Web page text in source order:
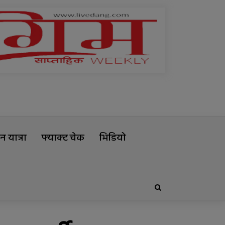
यात्रा फ्याक्ट चेक
भिडियो